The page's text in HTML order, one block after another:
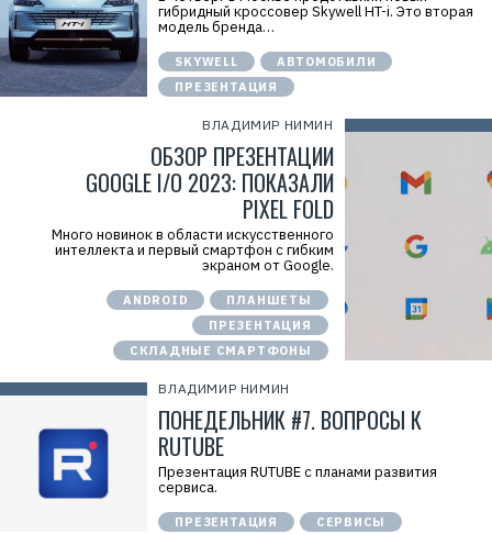
гибридный кроссовер Skywell HT-i. Это вторая
модель бренда…
SKYWELL
АВТОМОБИЛИ
ПРЕЗЕНТАЦИЯ
ВЛАДИМИР НИМИН
ОБЗОР ПРЕЗЕНТАЦИИ
GOOGLE I/O 2023: ПОКАЗАЛИ
PIXEL FOLD
Много новинок в области искусственного
интеллекта и первый смартфон с гибким
экраном от Google.
ANDROID
ПЛАНШЕТЫ
ПРЕЗЕНТАЦИЯ
СКЛАДНЫЕ СМАРТФОНЫ
ВЛАДИМИР НИМИН
ПОНЕДЕЛЬНИК #7. ВОПРОСЫ К
RUTUBE
Презентация RUTUBE с планами развития
сервиса.
ПРЕЗЕНТАЦИЯ СЕРВИСЫ